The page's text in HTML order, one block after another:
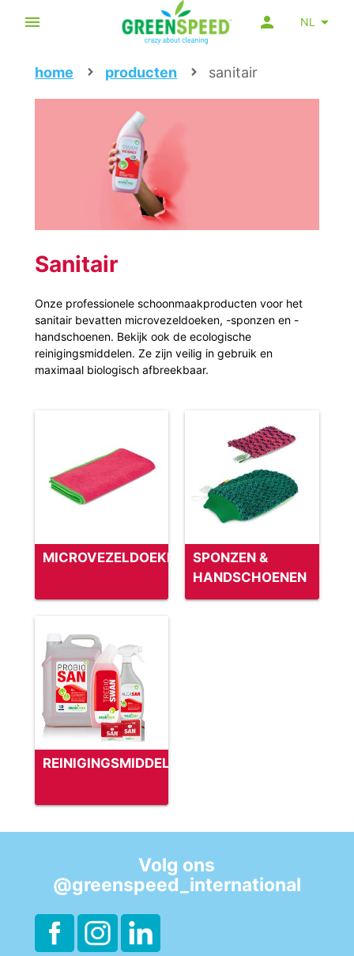
NL
home producten sanitair
Sanitair
Onze professionele schoonmaakproducten voor het
sanitair bevatten microvezeldoeken, -sponzen en -
handschoenen. Bekijk ook de ecologische
reinigingsmiddelen. Ze zijn veilig in gebruik en
maximaal biologisch afbreekbaar.
MICROVEZELDOEKEN
SPONZEN &
HANDSCHOENEN
REINIGINGSMIDDELEN
Volg ons
@greenspeed_international